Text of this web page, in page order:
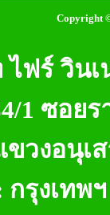
Copyright
ไฟร์ วิน
1 ซอย
ขวงอนุเ
กรุงเท